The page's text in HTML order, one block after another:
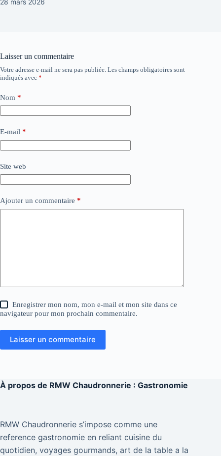
Laisser un commentaire
Votre adresse e-mail ne sera pas publiée. Les champs obligatoires sont
indiqués avec *
Nom *
E-mail *
Site web
Ajouter un commentaire *
Enregistrer mon nom, mon e-mail et mon site dans ce
navigateur pour mon prochain commentaire.
Laisser un commentaire
À propos de RMW Chaudronnerie : Gastronomie
RMW Chaudronnerie s’impose comme une
reference gastronomie en reliant cuisine du
quotidien, voyages gourmands, art de la table a la